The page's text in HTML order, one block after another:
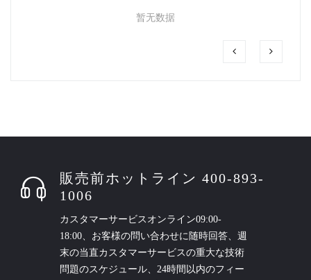
暂无数据
販売前ホットライン 400-893-
1006
カスタマーサービスオンライン09:00-
18:00、お客様の問い合わせに随時回答、週
末の当直カスタマーサービスの重大な技術
問題のスケジュール、24時間以内のフィー